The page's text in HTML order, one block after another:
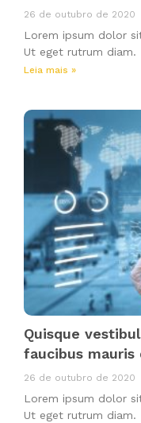
26 de outubro de 2020
Lorem ipsum dolor
Ut eget rutrum diam.
Leia mais »
Quisque
faucibus mauris
26 de outubro de 2020
Lorem ipsum dolor
Ut eget rutrum diam.